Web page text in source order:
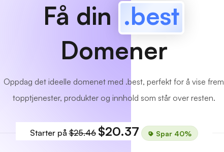
Få din .best
Domener
Oppdag det ideelle domenet med .best, perfekt for å vise frem
topptjenester, produkter og innhold som står over resten.
Starter på$25.46 $20.37 Spar 40%